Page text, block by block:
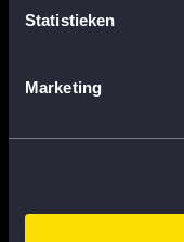
Statistieken
Marketing